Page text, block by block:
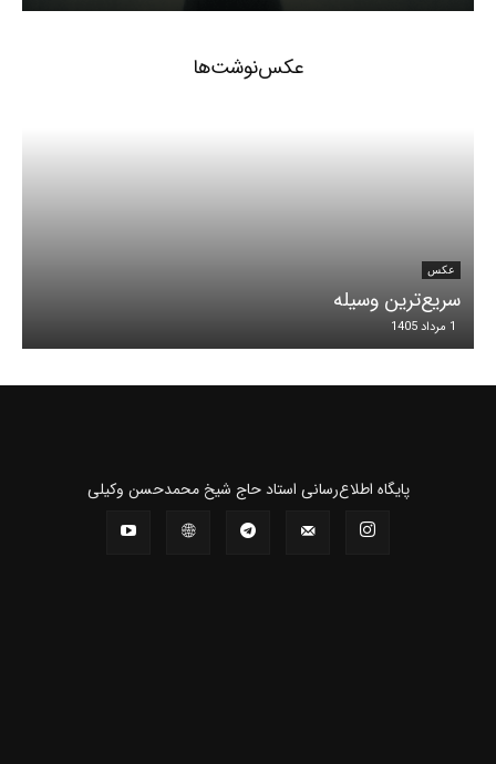
عکس‌نوشت‌ها
عکس
سریع‌ترین وسیله
1 مرداد 1405
پايگاه اطلاع‌رسانی استاد حاج شیخ محمدحسن وکیلی